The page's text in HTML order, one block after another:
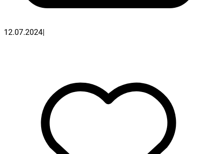
12.07.2024|